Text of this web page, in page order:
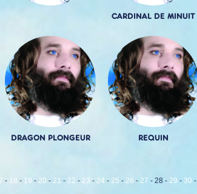
CARDINAL DE MINUIT
DRAGON PLONGEUR REQUIN
- 18 - 19 - 20 - 21 - 22 - 23 - 24 - 25 - 26 - 27 - 28- 29 - 30 -